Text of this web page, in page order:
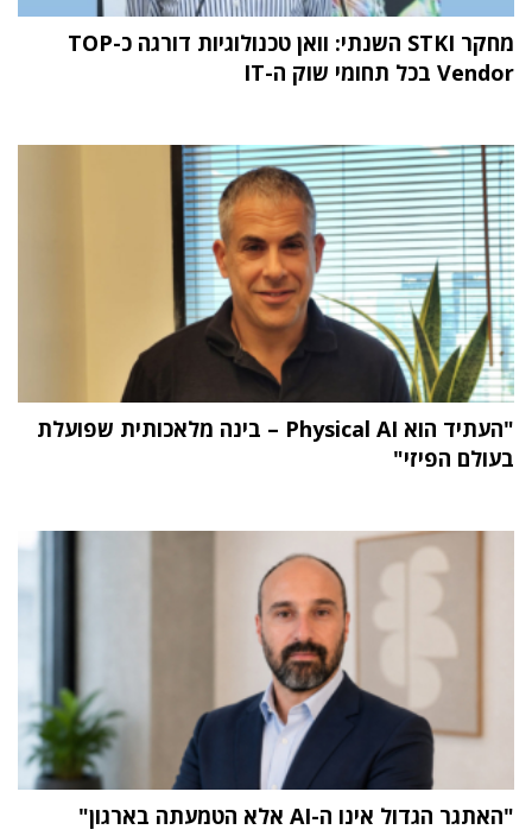
מחקר STKI השנתי: וואן טכנולוגיות דורגה כ-TOP
Vendor בכל תחומי שוק ה-IT
"העתיד הוא Physical AI – בינה מלאכותית שפועלת
בעולם הפיזי"
"האתגר הגדול אינו ה-AI אלא הטמעתה בארגון"